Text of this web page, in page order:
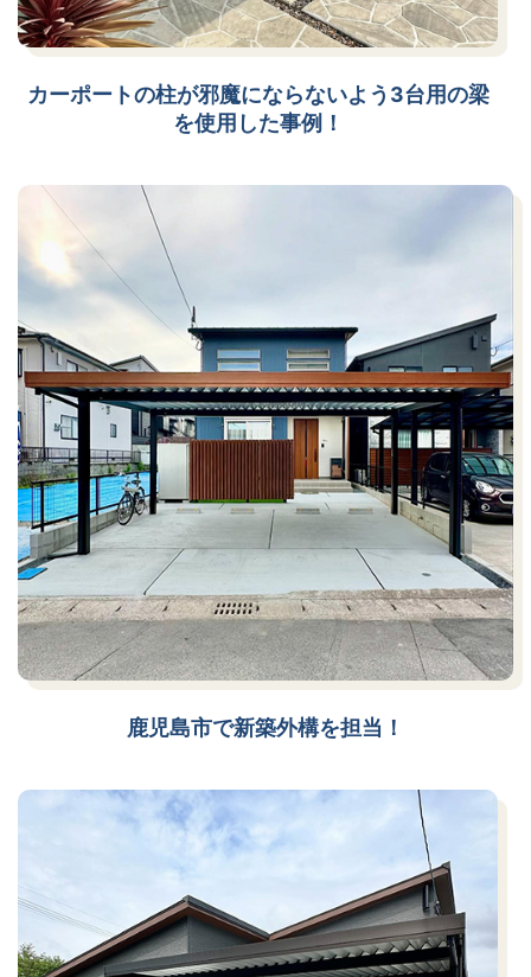
カーポートの柱が邪魔にならないよう3台用の梁
を使用した事例！
鹿児島市で新築外構を担当！